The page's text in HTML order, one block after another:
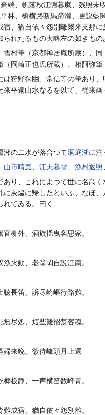
端、帆落秋江隠暮嵐、残照
林、橋横路断馬蹄滑、更説
、猶自依々怨別離爾来支那
れたるもの大略左の如きもの
村筆（京都禅居庵所蔵）、
岡崎正也氏所蔵）、相阿弥
狩野探幽、常信等の筆あり
平遠山水なるを以て、従来
湘の二水が落合つて洞庭湖に注
山市晴嵐 江天暮雪 漁村返照
り、これによつて世に名高
灰燼に帰したといふ、なほ
てゐる。曰く、
柳外、酒旗揺曳客思家。
火動、老翁閑自説江南。
長笛、訴尽崎嶇行路難。
尽処、短些難招楚客魂。
婦来晩、欲待峰頭月上還
板静、一声横笛数峰青。
成宿、猶自依々怨別離。